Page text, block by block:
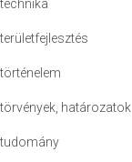
technika
területfejlesztés
történelem
törvények, határozatok
tudomány